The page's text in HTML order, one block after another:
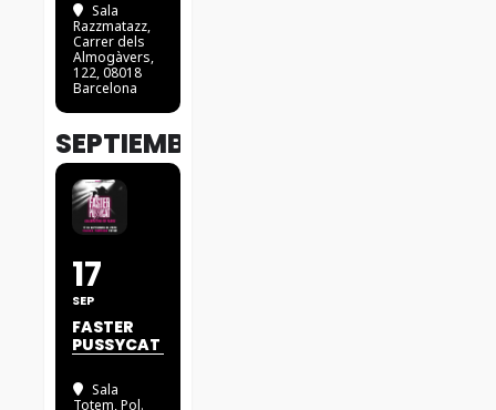
Sala
Razzmatazz,
Carrer dels
Almogàvers,
122, 08018
Barcelona
SEPTIEMBRE
17
SEP
FASTER
PUSSYCAT
Sala
Totem, Pol.